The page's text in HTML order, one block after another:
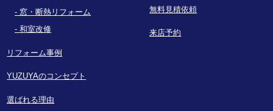
窓・断熱リフォーム
和室改修
リフォーム事例
YUZUYAのコンセプト
選ばれる理由
無料見積依頼
来店予約